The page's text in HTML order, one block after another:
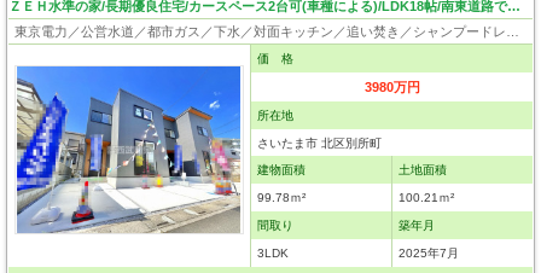
ＺＥＨ水準の家/長期優良住宅/カースペース2台可(車種による)/LDK18帖/南東道路で日当良好/いつでも見学可
東京電力／公営水道／都市ガス／下水／対面キッチン／追い焚き／シャンプードレッサー／浴室換気乾燥機／ウォシュレット／システムキッチン／フローリング／クローゼット／バリアフリー／長期優良住宅
価 格
3980万円
所在地
さいたま市 北区別所町
建物面積
99.78ｍ²
土地面積
100.21ｍ²
間取り
3LDK
築年月
2025年7月